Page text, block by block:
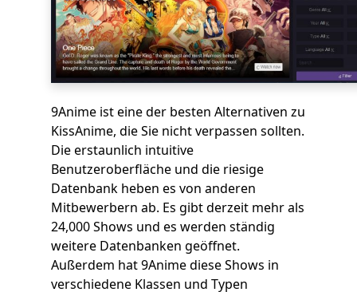
9Anime ist eine der besten Alternativen zu
KissAnime, die Sie nicht verpassen sollten.
Die erstaunlich intuitive
Benutzeroberfläche und die riesige
Datenbank heben es von anderen
Mitbewerbern ab. Es gibt derzeit mehr als
24,000 Shows und es werden ständig
weitere Datenbanken geöffnet.
Außerdem hat 9Anime diese Shows in
verschiedene Klassen und Typen